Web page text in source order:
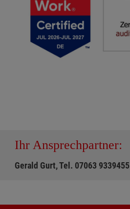
Ihr Ansprechpartner:
Gerald Gurt, Tel. 07063 9339455